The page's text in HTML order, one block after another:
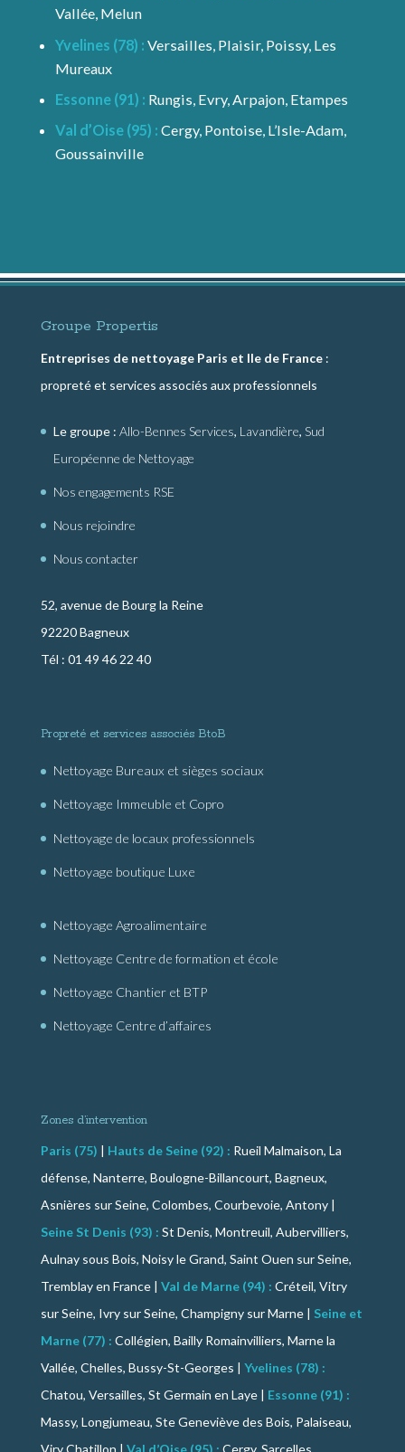
Vallée, Melun
Yvelines (78) : Versailles, Plaisir, Poissy, Les
Mureaux
Essonne (91) : Rungis, Evry, Arpajon, Etampes
Val d’Oise (95) : Cergy, Pontoise, L’Isle-Adam,
Goussainville
Groupe Propertis
Entreprises de nettoyage Paris et Ile de France:
propreté et services associés aux professionnels
Le groupe : Allo-Bennes Services, Lavandière, Sud
Européenne de Nettoyage
Nos engagements RSE
Nous rejoindre
Nous contacter
52, avenue de Bourg la Reine
92220 Bagneux
Tél : 01 49 46 22 40
Propreté et services associés BtoB
Nettoyage Bureaux et sièges sociaux
Nettoyage Immeuble et Copro
Nettoyage de locaux professionnels
Nettoyage boutique Luxe
Nettoyage Agroalimentaire
Nettoyage Centre de formation et école
Nettoyage Chantier et BTP
Nettoyage Centre d’affaires
Zones d’intervention
Paris (75) | Hauts de Seine (92) : Rueil Malmaison, La
défense, Nanterre, Boulogne-Billancourt, Bagneux,
Asnières sur Seine, Colombes, Courbevoie, Antony |
Seine St Denis (93) : St Denis, Montreuil, Aubervilliers,
Aulnay sous Bois, Noisy le Grand, Saint Ouen sur Seine,
Tremblay en France | Val de Marne (94) : Créteil, Vitry
sur Seine, Ivry sur Seine, Champigny sur Marne | Seine et
Marne (77) : Collégien, Bailly Romainvilliers, Marne la
Vallée, Chelles, Bussy-St-Georges | Yvelines (78) :
Chatou, Versailles, St Germain en Laye | Essonne (91) :
Massy, Longjumeau, Ste Geneviève des Bois, Palaiseau,
Viry Chatillon | Val d’Oise (95) : Cergy, Sarcelles,